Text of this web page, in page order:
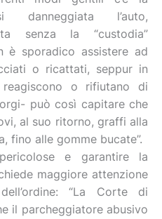
l’auto,
senza la “custodia”
è sporadico assistere ad
o ricattati, seppur in
o rifiutano di
può così capitare che
al suo ritorno, graffi alla
fino alle gomme bucate”.
e garantire la
maggiore attenzione
“La Corte di
il parcheggiatore abusivo